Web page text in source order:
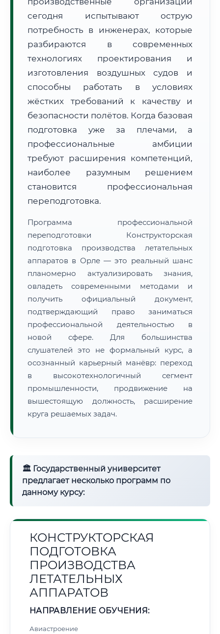
Расчет логистики оригиналов:
• Маршрут транзита:~3 013 км
• Экспресс-доставка СДЭК / Почтой:
📜 Документы и аккредитация ФИС ФРДО
Нажмите на документ для увеличения и просмотра
сегодня испытывают острую
потребность в инженерах, которые
разбираются в современных
технологиях проектирования и
изготовления воздушных судов и
способны работать в условиях
жёстких требований к качеству и
безопасности полётов. Когда базовая
подготовка уже за плечами, а
профессиональные амбиции
требуют расширения компетенций,
наиболее разумным решением
становится профессиональная
переподготовка.
Программа профессиональной
переподготовки Конструкторская
подготовка производства летательных
аппаратов в Орле — это реальный шанс
планомерно актуализировать знания,
овладеть современными методами и
получить официальный документ,
подтверждающий право заниматься
профессиональной деятельностью в
новой сфере. Для большинства
слушателей это не формальный курс, а
осознанный карьерный манёвр: переход
в высокотехнологичный сегмент
промышленности, продвижение на
вышестоящую должность, расширение
круга решаемых задач.
🏛 Государственный университет
предлагает несколько программ по
данному курсу:
КОНСТРУКТОРСКАЯ
ПОДГОТОВКА
ПРОИЗВОДСТВА
ЛЕТАТЕЛЬНЫХ
АППАРАТОВ
НАПРАВЛЕНИЕ ОБУЧЕНИЯ:
Авиастроение